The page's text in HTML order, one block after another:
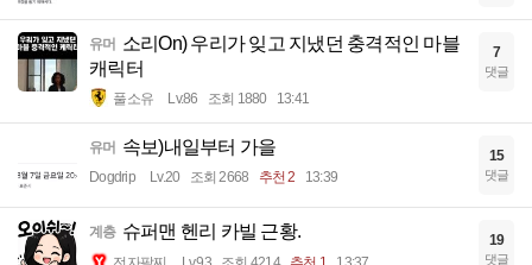
유머 소리On) 우리가 잊고 지냈던 충격적인 마블
캐릭터
풀소유 Lv.86 조회 1880 13:41
7
댓글
유머 속보)내일부터 가을
Dogdrip Lv.20 조회 2668 추천 2 13:39
15
댓글
계층 슈퍼맨 헨리 카빌 근황. 19
댓글